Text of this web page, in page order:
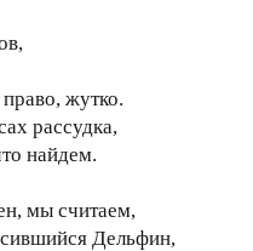
жутко.
рассудка,
найдем.
мы считаем,
Дельфин,